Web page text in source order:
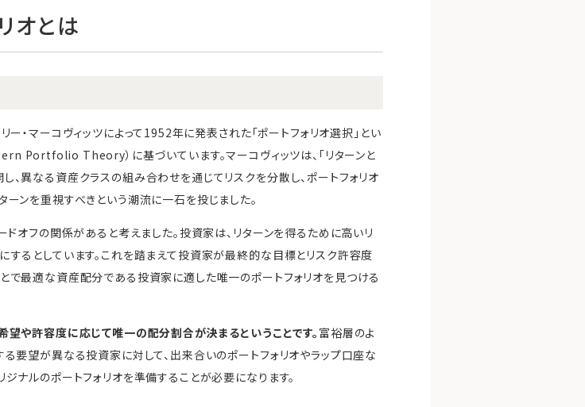
オとは
・マーコヴィッツによって1952年に発表された「ポートフォリオ選択」とい
Portfolio Theory）に基づいています。マーコヴィッツは、「リターンと
、異なる資産クラスの組み合わせを通じてリスクを分散し、ポートフォリオ
ンを重視すべきという潮流に一石を投じました。
ドオフの関係があると考えました。投資家は、リターンを得るために高いリ
するとしています。これを踏まえて投資家が最終的な目標とリスク許容度
で最適な資産配分である投資家に適した唯一のポートフォリオを見つける
望や許容度に応じて唯一の配分割合が決まるということです。 富裕層のよ
る要望が異なる投資家に対して、出来合いのポートフォリオやラップ口座な
ナルのポートフォリオを準備することが必要になります。